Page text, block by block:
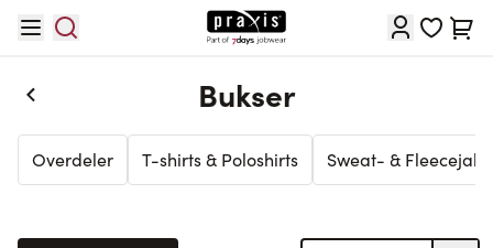
Cart
Bukser
Overdeler T-shirts & Poloshirts Sweat- &